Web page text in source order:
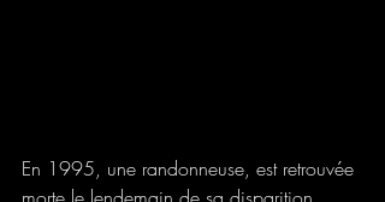
En 1995, une randonneuse, est retrouvée